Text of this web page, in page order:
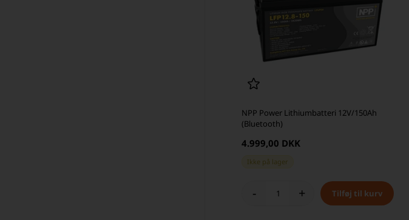
NPP Power Lithiumbatteri 12V/150Ah
(Bluetooth)
4.999,00 DKK
Ikke på lager
- +